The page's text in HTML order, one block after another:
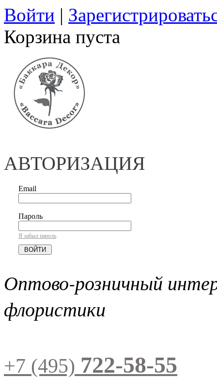
Войти |
Корзина пуста
АВТОРИЗАЦИЯ
Email
Пароль
Я забыл пароль
Оптово-розничный
флористики
+7 (495) 722-58-55